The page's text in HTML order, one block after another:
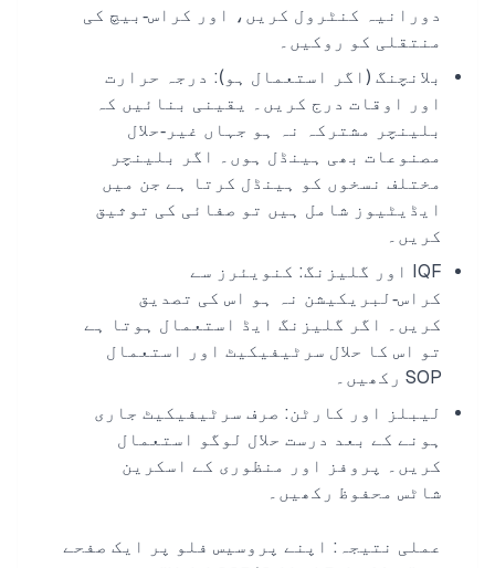
دورانیہ کنٹرول کریں، اور کراس‑بیچ کی
منتقلی کو روکیں۔
بلانچنگ (اگر استعمال ہو): درجہ حرارت
اور اوقات درج کریں۔ یقینی بنائیں کہ
بلینچر مشترکہ نہ ہو جہاں غیر‑حلال
مصنوعات بھی ہینڈل ہوں۔ اگر بلینچر
مختلف نسخوں کو ہینڈل کرتا ہے جن میں
ایڈیٹیوز شامل ہیں تو صفائی کی توثیق
کریں۔
IQF اور گلیزنگ: کنویئرز سے
کراس‑لبریکیشن نہ ہو اس کی تصدیق
کریں۔ اگر گلیزنگ ایڈ استعمال ہوتا ہے
تو اس کا حلال سرٹیفیکیٹ اور استعمال
SOP رکھیں۔
لیبلز اور کارٹن: صرف سرٹیفیکیٹ جاری
ہونے کے بعد درست حلال لوگو استعمال
کریں۔ پروفز اور منظوری کے اسکرین
شاٹس محفوظ رکھیں۔
عملی نتیجہ: اپنے پروسیس فلو پر ایک صفحے